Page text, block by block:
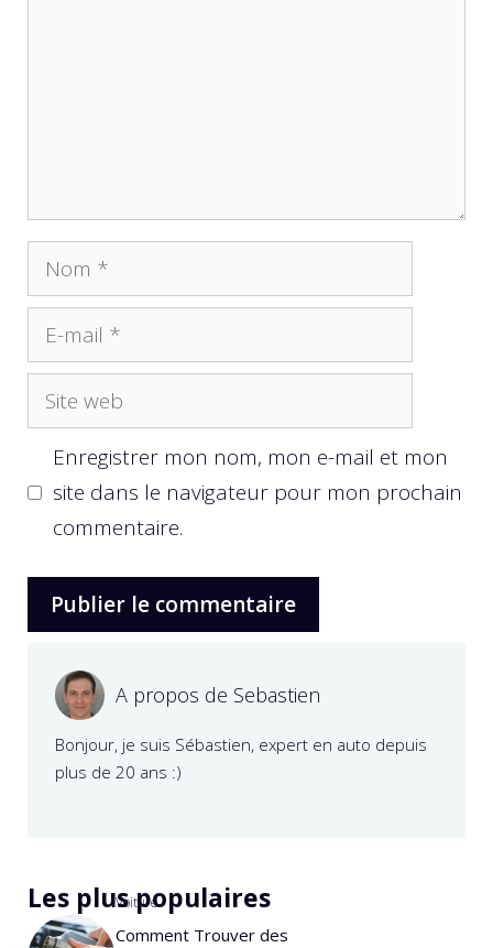
Nom
mail
Site
web
Enregistrer mon nom, mon e-mail et mon
site dans le navigateur pour mon prochain
commentaire.
A propos de Sebastien
Bonjour, je suis Sébastien, expert en auto depuis
plus de 20 ans :)
Les plus populaires
Voiture
Comment Trouver des